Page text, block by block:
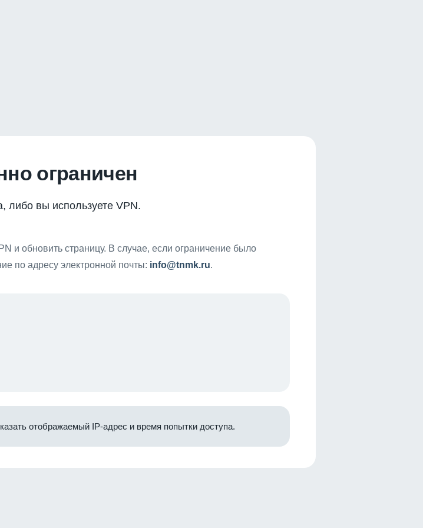
ограничен
либо вы используете VPN.
и обновить страницу. В случае, если ограничение было
по адресу электронной почты: info@tnmk.ru.
отображаемый IP-адрес и время попытки доступа.